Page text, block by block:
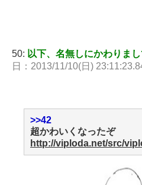
50: 以下、名無しにかわりま
日：2013/11/10(日)
>>42
超かわいくなったぞ
http://viploda.net/src/